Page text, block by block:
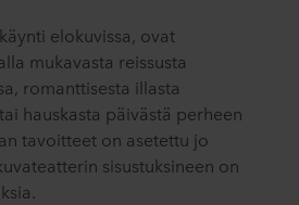
elokuvissa, ovat
mukavasta reissusta
romanttisesta illasta
hauskasta päivästä perheen
tavoitteet on asetettu jo
sisustuksineen on